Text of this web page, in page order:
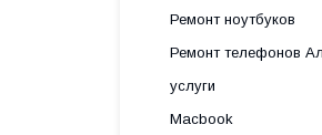
Ремонт ноутбуков
Ремонт телефонов
услуги
Macbook